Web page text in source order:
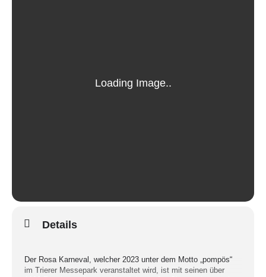
Details
Der Rosa Karneval, welcher 2023 unter dem Motto „pompös“
im Trierer Messepark veranstaltet wird, ist mit seinen über